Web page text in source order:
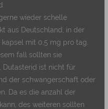
wieder schelle
aus Deutschland, in der
mit 0,5 mg pro tag.
fall sollten sie
Dutasterid ist nicht für
der schwangerschaft oder
Da es die anzahl der
des weiteren sollten